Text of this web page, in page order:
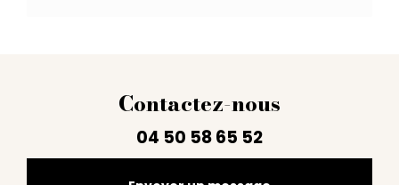
Contactez-nous
04 50 58 65 52